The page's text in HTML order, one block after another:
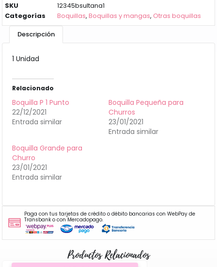
SKU
12345bsultana1
Categorías
Boquillas,Boquillas y mangas, Otras boquillas
Descripción
1 Unidad
Relacionado
Boquilla P 1 Punto
22/12/2021
Entrada similar
Boquilla Pequeña para
Churros
23/01/2021
Entrada similar
Boquilla Grande para
Churro
23/01/2021
Entrada similar
Paga con tus tarjetas de crédito o débito bancarias con WebPay de
Transbank o con Mercadopago.
Productos Relacionados